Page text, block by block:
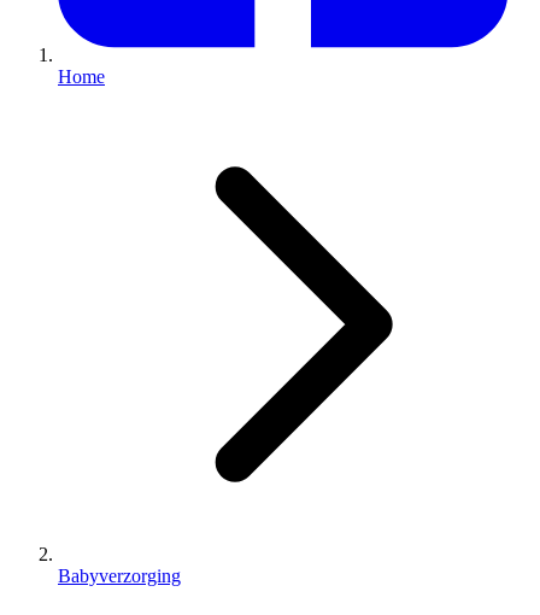
Home
Babyverzorging